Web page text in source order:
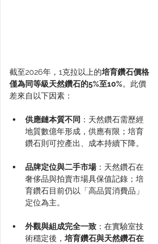
截至2026年，1克拉以上的培育鑽石價格
僅為同等級天然鑽石的5%至10%。此價
差來自以下因素：
供應鏈本質不同 ：天然鑽石需歷經
地質數億年形成，供應有限；培育
鑽石則可控產出、成本持續下降。
品牌定位與二手市場：天然鑽石在
奢侈品與拍賣市場具保值記錄；培
育鑽石目前仍以「高品質消費品」
定位為主。
外觀與組成完全一致 ：在實驗室技
術穩定後， 培育鑽石與天然鑽石在